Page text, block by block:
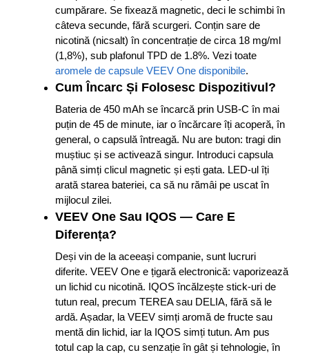
cumpărare. Se fixează magnetic, deci le schimbi în
câteva secunde, fără scurgeri. Conțin sare de
nicotină (nicsalt) în concentrație de circa 18 mg/ml
(1,8%), sub plafonul TPD de 1.8%. Vezi toate
aromele de capsule VEEV One disponibile.
Cum Încarc Și Folosesc Dispozitivul?
Bateria de 450 mAh se încarcă prin USB-C în mai
puțin de 45 de minute, iar o încărcare îți acoperă, în
general, o capsulă întreagă. Nu are buton: tragi din
muștiuc și se activează singur. Introduci capsula
până simți clicul magnetic și ești gata. LED-ul îți
arată starea bateriei, ca să nu rămâi pe uscat în
mijlocul zilei.
VEEV One Sau IQOS — Care E
Diferența?
Deși vin de la aceeași companie, sunt lucruri
diferite. VEEV One e țigară electronică: vaporizează
un lichid cu nicotină. IQOS încălzește stick-uri de
tutun real, precum TEREA sau DELIA, fără să le
ardă. Așadar, la VEEV simți aromă de fructe sau
mentă din lichid, iar la IQOS simți tutun. Am pus
totul cap la cap, cu senzație în gât și tehnologie, în